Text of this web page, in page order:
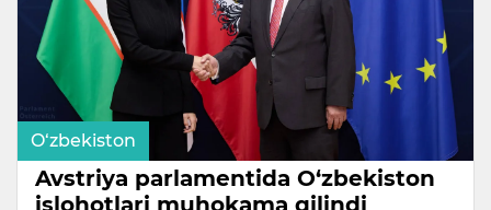
O‘zbekiston
Avstriya parlamentida O‘zbekiston
islohotlari muhokama qilindi